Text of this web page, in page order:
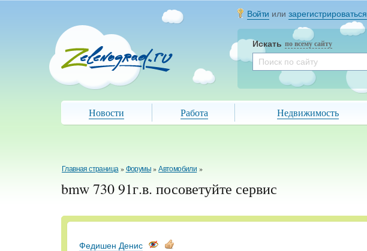
Войти или зарегистрироваться
Искать по всему сайту
Новости Работа Недвижимость
Главная страница »Форумы» Автомобили »
bmw 730 91г.в. посоветуйте сервис
Федишен Денис